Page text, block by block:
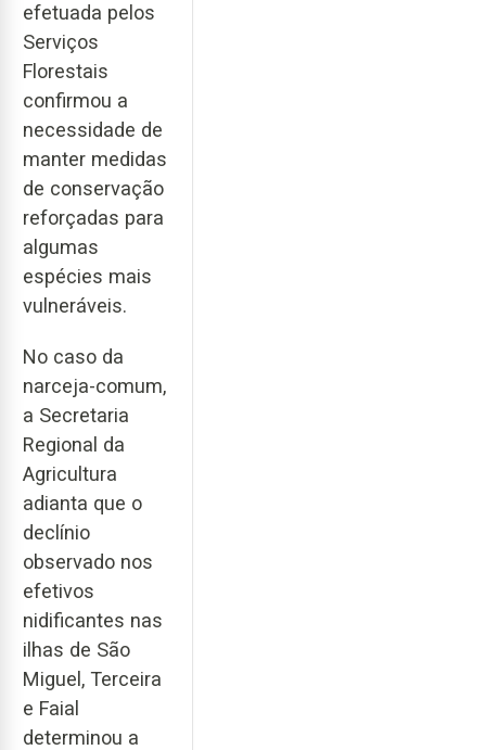
efetuada pelos
Serviços
Florestais
confirmou a
necessidade de
manter medidas
de conservação
reforçadas para
algumas
espécies mais
vulneráveis.
No caso da
narceja-comum,
a Secretaria
Regional da
Agricultura
adianta que o
declínio
observado nos
efetivos
nidificantes nas
ilhas de São
Miguel, Terceira
e Faial
determinou a